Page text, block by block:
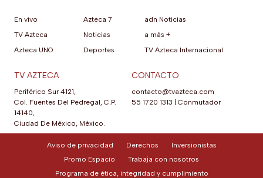
En vivo
TV Azteca
Azteca UNO
Azteca 7
Noticias
Deportes
adn Noticias
a más +
TV Azteca Internacional
TV AZTECA
Periférico Sur 4121,
Col. Fuentes Del Pedregal, C.P.
14140,
Ciudad De México, México.
CONTACTO
contacto@tvazteca.com
55 1720 1313
Conmutador
Aviso de privacidad Derechos
Inversionistas
Promo Espacio
Trabaja con nosotros
Programa de ética, integridad y cumplimiento